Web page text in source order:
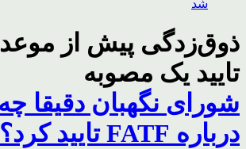
شد
ذوق‌زدگی پیش از موعد
تایید یک مصوبه
شورای نگهبان دقیقا
درباره FATF تایید کرد؟